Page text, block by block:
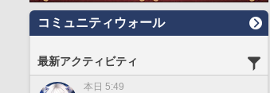
コミュニティウォール
最新アクティビティ
本日 5:49